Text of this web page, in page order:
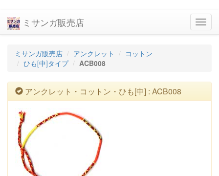
ミサンガ販売店
ミサンガ販売店 アンクレット
コットン
ひも[中]タイプ
ACB008
アンクレット・コットン・ひも[中] : ACB008